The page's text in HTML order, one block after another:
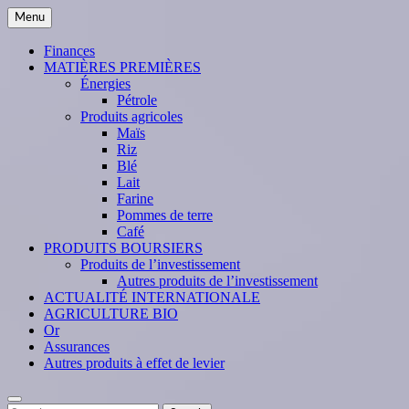
Skip
to
content
Menu
Finances
MATIÈRES PREMIÈRES
Énergies
Pétrole
Produits agricoles
Maïs
Riz
Blé
Lait
Farine
Pommes de terre
Café
PRODUITS BOURSIERS
Produits de l’investissement
Autres produits de l’investissement
ACTUALITÉ INTERNATIONALE
AGRICULTURE BIO
Or
Assurances
Autres produits à effet de levier
Search